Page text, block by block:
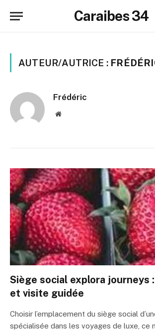
Caraibes 34
AUTEUR/AUTRICE :
Frédéric
Website
Siège social explora journeys
et visite guidée
Choisir l’emplacement du siège social
spécialisée dans les voyages de luxe, ce